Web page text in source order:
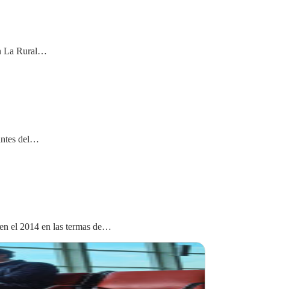
La Rural…
del…
el 2014 en las termas de…